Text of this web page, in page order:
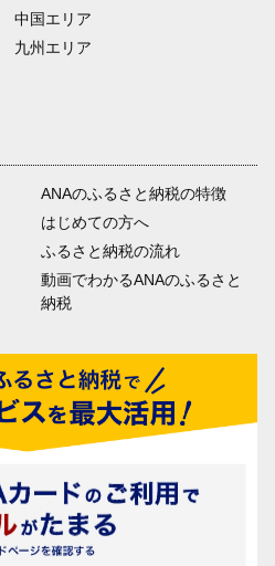
中国エリア
九州エリア
ANAのふるさと納税の特徴
はじめての方へ
ふるさと納税の流れ
動画でわかるANAのふるさと
納税